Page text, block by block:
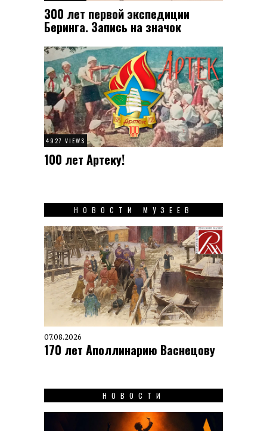
300 лет первой экспедиции
Беринга. Запись на значок
4927 VIEWS
100 лет Артеку!
НОВОСТИ МУЗЕЕВ
07.08.2026
170 лет Аполлинарию Васнецову
НОВОСТИ